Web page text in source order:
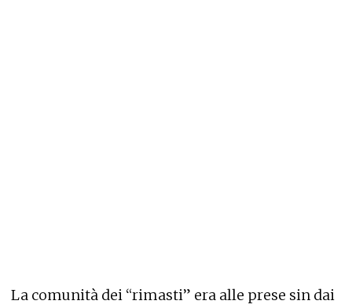
La comunità dei “rimasti” era alle prese sin dai